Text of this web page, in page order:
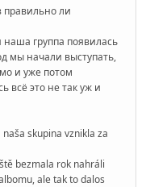
правильно ли
группа появилась
мы начали выступать,
и уже потом
всё это не так уж и
skupina vznikla za
bezmala rok nahráli
ale tak to dalos